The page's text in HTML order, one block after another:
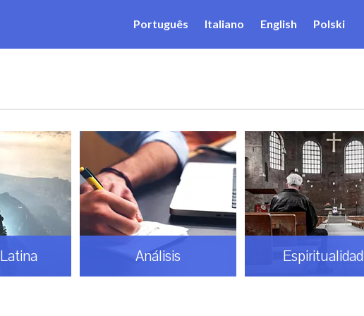
Português Italiano English Polski
Análisis Espiritualidad